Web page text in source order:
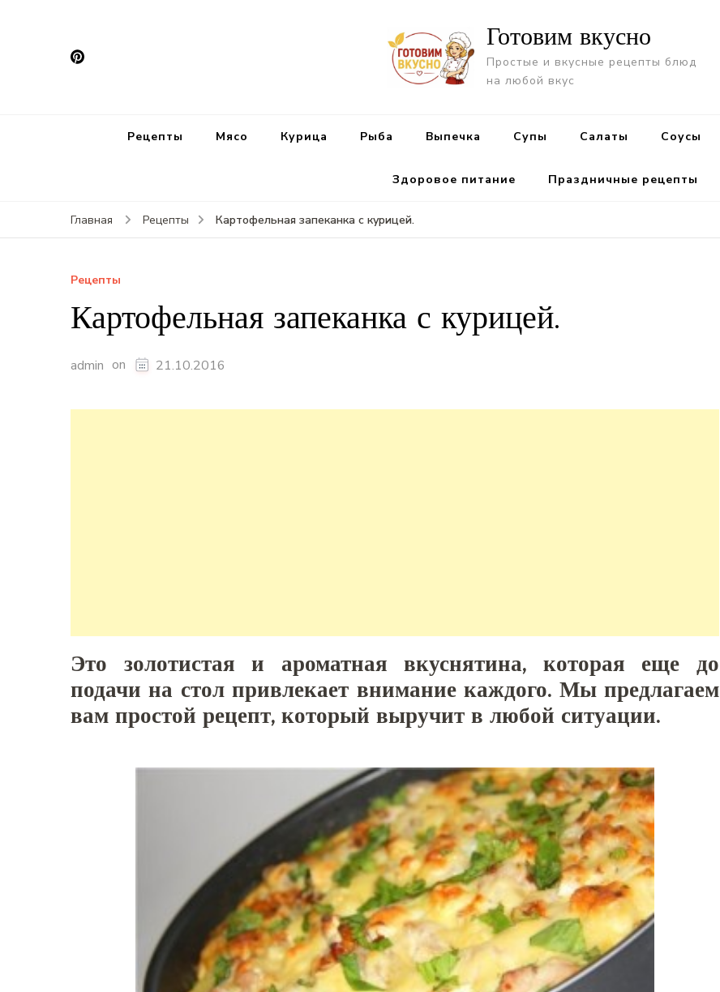
Готовим вкусно
Простые и вкусные рецепты блюд
на любой вкус
Рецепты Мясо Курица Рыба Выпечка Супы Салаты Cоусы
Здоровое питание Праздничные рецепты
Главная Рецепты Картофельная запеканка с курицей.
Рецепты
Картофельная запеканка с курицей.
admin on 21.10.2016
Это золотистая и ароматная вкуснятина, которая еще до
подачи на стол привлекает внимание каждого. Мы предлагаем
вам простой рецепт, который выручит в любой ситуации.